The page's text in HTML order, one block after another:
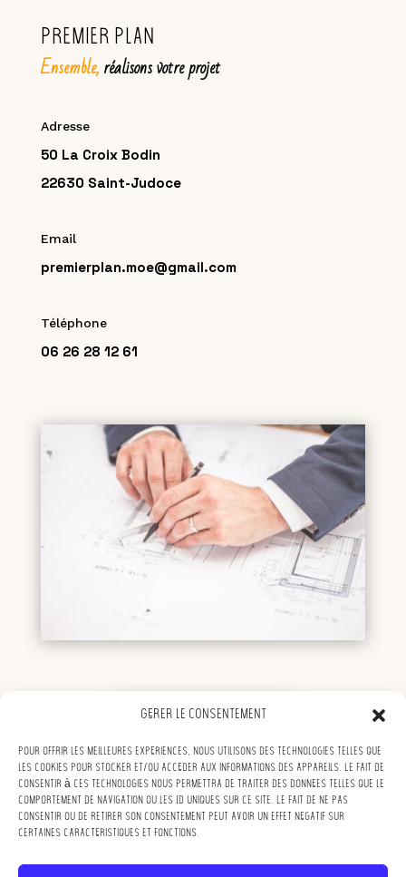
Gérer le consentement
Pour offrir les meilleures expériences, nous utilisons des technologies telles que
les cookies pour stocker et/ou accéder aux informations des appareils. Le fait de
consentir à ces technologies nous permettra de traiter des données telles que le
comportement de navigation ou les ID uniques sur ce site. Le fait de ne pas
consentir ou de retirer son consentement peut avoir un effet négatif sur
certaines caractéristiques et fonctions.
Premier Plan
Ensemble,réalisons votre projet
Adresse
50 La Croix Bodin
22630 Saint-Judoce
Email
premierplan.moe@gmail.com
Téléphone
06 26 28 12 61
LANCER MON PROJET